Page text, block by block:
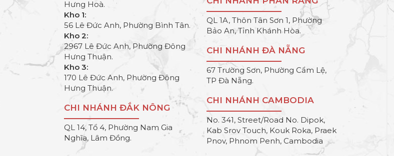
Hưng Hoà.
Kho 1:
56 Lê Đức Anh, Phường Bình Tân.
Kho 2:
2967 Lê Đức Anh, Phường Đông
Hưng Thuận.
Kho 3:
170 Lê Đức Anh, Phường Đông
Hưng Thuận.
CHI NHÁNH ĐẮK NÔNG
QL 14, Tổ 4, Phường Nam Gia
Nghĩa, Lâm Đồng.
QL 1A, Thôn Tân Sơn 1, Phường
Bảo An, Tỉnh Khánh Hòa.
CHI NHÁNH ĐÀ NẴNG
67 Trường Sơn, Phường Cẩm Lệ,
TP Đà Nẵng.
CHI NHÁNH CAMBODIA
No. 341, Street/Road No. Dipok,
Kab Srov Touch, Kouk Roka, Praek
Pnov, Phnom Penh, Cambodia